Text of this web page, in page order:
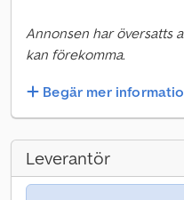
Annonsen har översatts
kan förekomma.
Begär mer
Leverantör